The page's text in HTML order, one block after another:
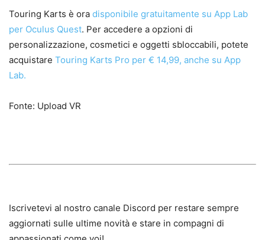
Touring Karts è ora disponibile gratuitamente su App Lab
per Oculus Quest. Per accedere a opzioni di
personalizzazione, cosmetici e oggetti sbloccabili, potete
acquistare Touring Karts Pro per € 14,99, anche su App
Lab.
Fonte: Upload VR
Iscrivetevi al nostro canale Discord per restare sempre
aggiornati sulle ultime novità e stare in compagni di